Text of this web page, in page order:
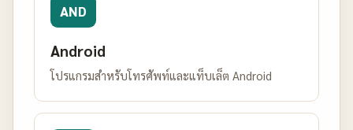
AND
Android
โปรแกรมสำหรับโทรศัพท์และแท็บเล็ต Android